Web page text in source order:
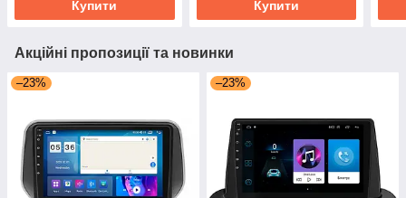
Купити Купити
Акційні пропозиції та новинки
–23% –23%